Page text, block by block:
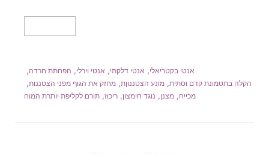
אנטי בקטריאלי, אנטי דלקתי, אנטי וירלי, הפחתת חרדה,
הקלה בתסמונת קדם וסתית, מונע הצטננוןת, מחזק את הגוף מפני הצטננות,
מכייח, מצנן, נוגד חימצון, ריכוז, תורם לקליפת יותרת המוח